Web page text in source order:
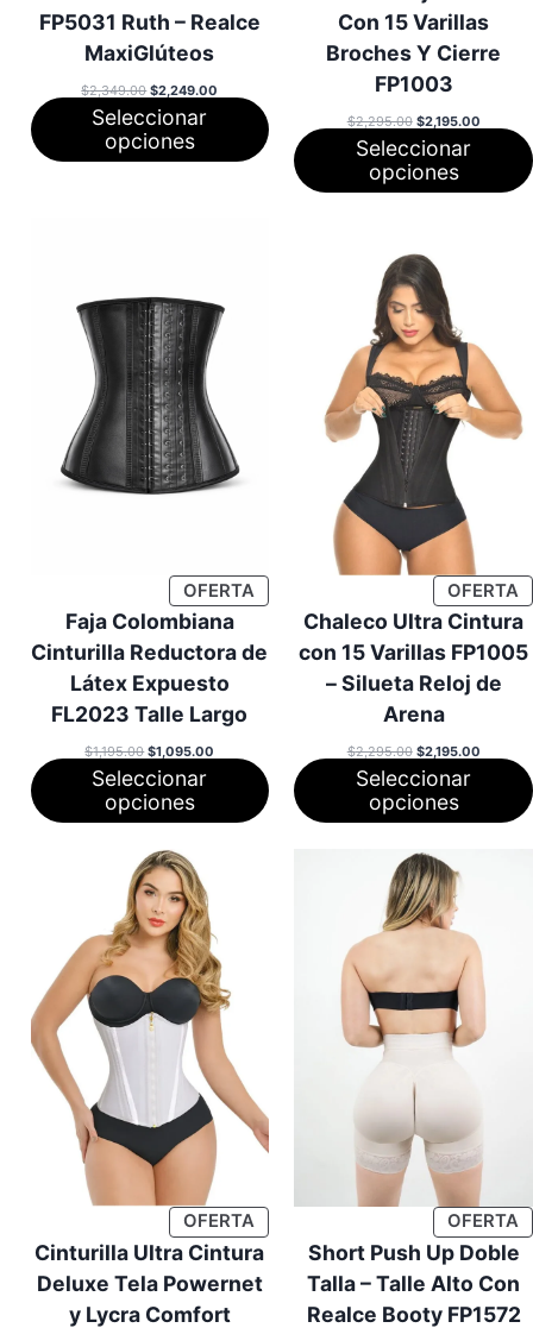
FP5031 Ruth – Realce
MaxiGlúteos
$2,349.00El
precio
original
era:
$2,349.00.
$2,249.00
precio
$2,249.00.
Seleccionar
opciones
Con 15 Varillas
Broches Y Cierre
FP1003
$2,295.00 El
precio
original
era:
$2,295.00.
$2,195.00El
precio
Seleccionar
opciones
OFERTAPRODUCTO
EN
OFERTA
Faja Colombiana
Cinturilla Reductora de
Látex Expuesto
FL2023 Talle Largo
$1,195.00El
original
$1,195.00.
$1,095.00
precio
$1,095.00.
Seleccionar
opciones
OFERTA
Chaleco Ultra Cintura
con 15 Varillas FP1005
– Silueta Reloj de
Arena
$2,295.00 El
original
$2,295.00.
$2,195.00El
precio
Seleccionar
opciones
OFERTAPRODUCTO
EN
OFERTA
Cinturilla Ultra Cintura
Deluxe Tela Powernet
y Lycra Comfort
OFERTA
Short Push Up Doble
Talla – Talle Alto Con
Realce Booty FP1572